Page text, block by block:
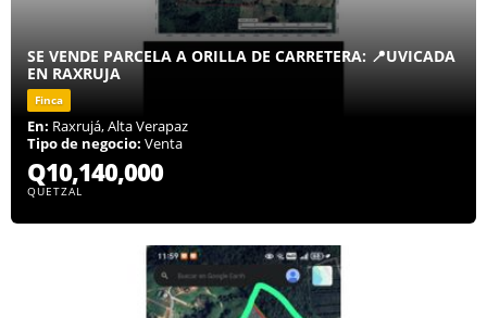
SE VENDE PARCELA A ORILLA DE CARRETERA: 📍UVICADA
EN RAXRUJA
Finca
En: Raxrujá, Alta Verapaz
Tipo de negocio: Venta
Q10,140,000
QUETZAL